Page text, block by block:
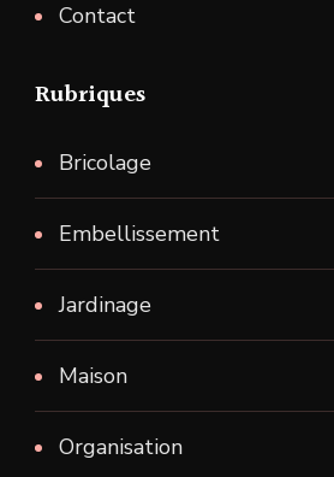
Contact
Rubriques
Bricolage
Embellissement
Jardinage
Maison
Organisation